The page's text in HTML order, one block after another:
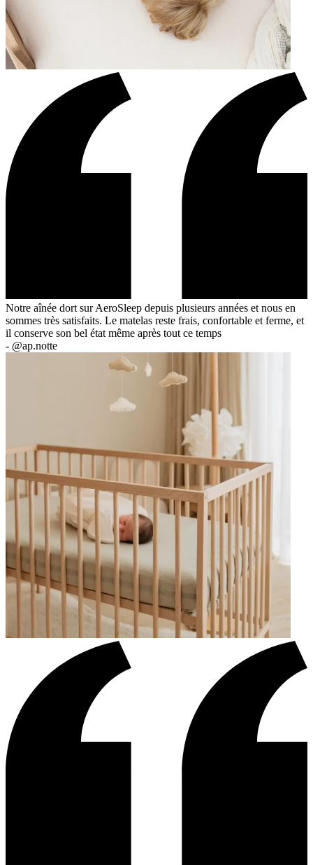
Notre aînée dort sur AeroSleep depuis plusieurs années et nous en
sommes très satisfaits. Le matelas reste frais, confortable et ferme, et
il conserve son bel état même après tout ce temps
- @ap.notte